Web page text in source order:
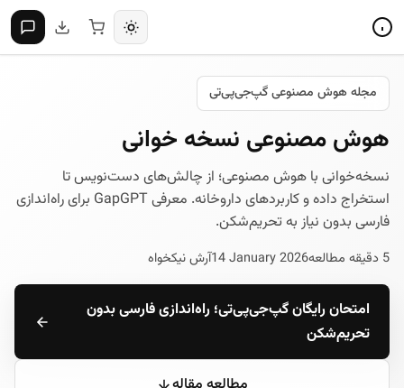
مجله هوش مصنوعی گپ‌جی‌پی‌تی
هوش مصنوعی نسخه خوانی
نسخه‌خوانی با هوش مصنوعی؛ از چالش‌های دست‌نویس تا
استخراج داده و کاربردهای داروخانه. معرفی GapGPT برای راه‌اندازی
فارسی بدون نیاز به تحریم‌شکن.
5 دقیقه مطالعه 14 January 2026آرش نیکخواه
امتحان رایگان گپ‌جی‌پی‌تی؛ راه‌اندازی فارسی بدون
تحریم‌شکن